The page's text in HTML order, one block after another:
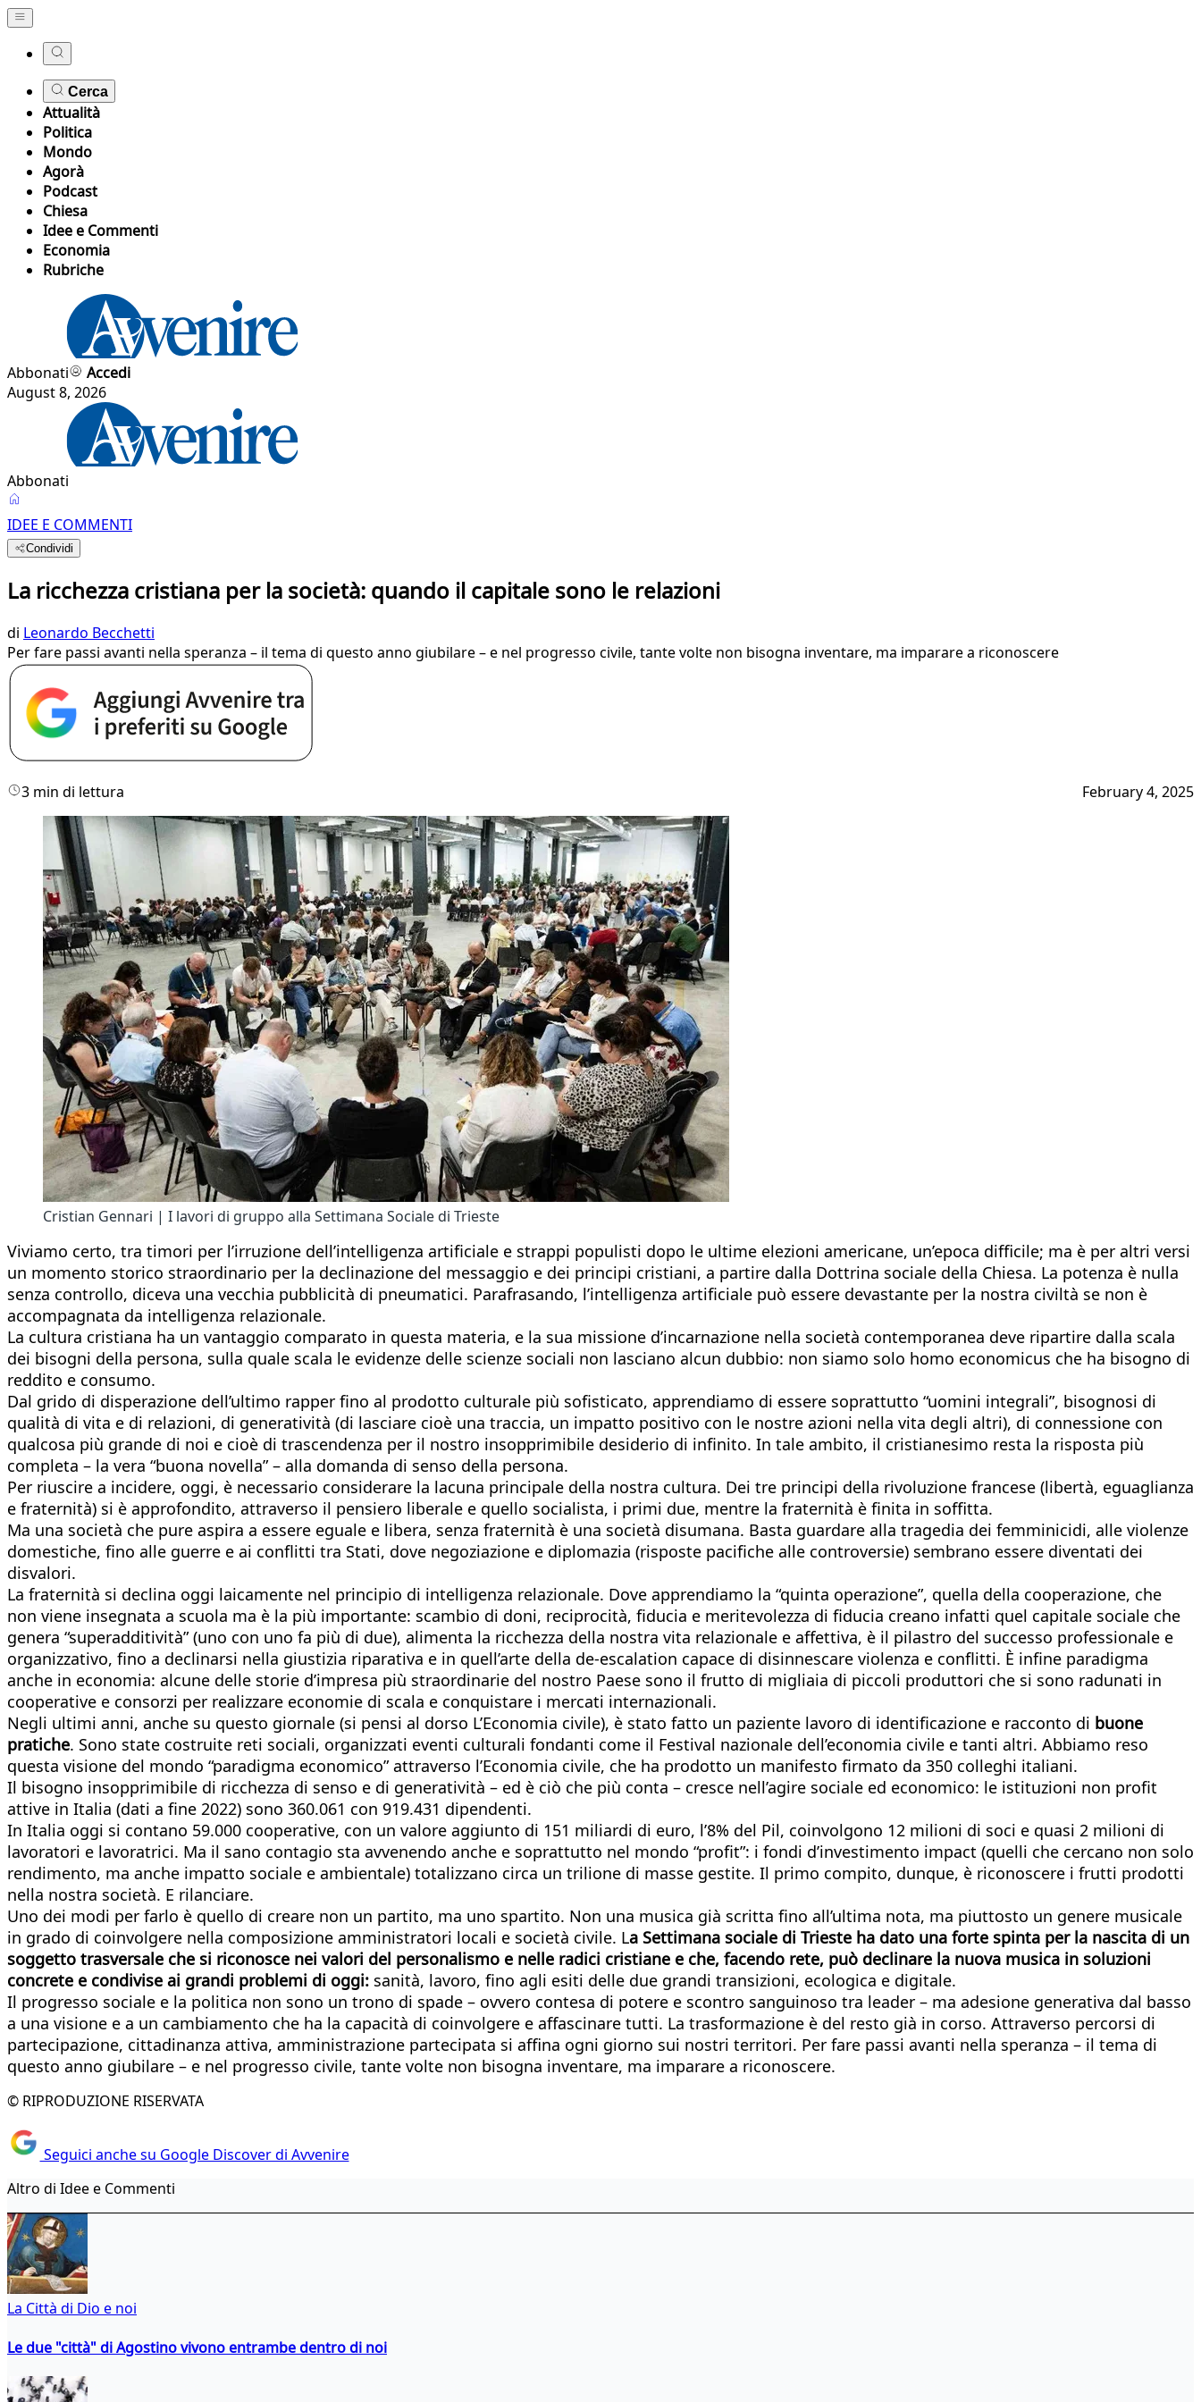
Cerca
Attualità
Politica
Mondo
Agorà
Podcast
Chiesa
Idee e Commenti
Economia
Rubriche
Abbonati
Accedi
August 8, 2026
Abbonati
IDEE E COMMENTI
Condividi
La ricchezza cristiana per la società: quando il capitale sono le relazioni
di Leonardo Becchetti
Per fare passi avanti nella speranza – il tema di questo anno giubilare – e nel progresso civile, tante volte non bisogna inventare, ma imparare a riconoscere
3 min di lettura February 4, 2025
Cristian Gennari | I lavori di gruppo alla Settimana Sociale di Trieste
Viviamo certo, tra timori per l’irruzione dell’intelligenza artificiale e strappi populisti dopo le ultime elezioni americane, un’epoca difficile; ma è per altri versi
un momento storico straordinario per la declinazione del messaggio e dei principi cristiani, a partire dalla Dottrina sociale della Chiesa. La potenza è nulla
senza controllo, diceva una vecchia pubblicità di pneumatici. Parafrasando, l’intelligenza artificiale può essere devastante per la nostra civiltà se non è
accompagnata da intelligenza relazionale.
La cultura cristiana ha un vantaggio comparato in questa materia, e la sua missione d’incarnazione nella società contemporanea deve ripartire dalla scala
dei bisogni della persona, sulla quale scala le evidenze delle scienze sociali non lasciano alcun dubbio: non siamo solo homo economicus che ha bisogno di
reddito e consumo.
Dal grido di disperazione dell’ultimo rapper fino al prodotto culturale più sofisticato, apprendiamo di essere soprattutto “uomini integrali”, bisognosi di
qualità di vita e di relazioni, di generatività (di lasciare cioè una traccia, un impatto positivo con le nostre azioni nella vita degli altri), di connessione con
qualcosa più grande di noi e cioè di trascendenza per il nostro insopprimibile desiderio di infinito. In tale ambito, il cristianesimo resta la risposta più
completa – la vera “buona novella” – alla domanda di senso della persona.
Per riuscire a incidere, oggi, è necessario considerare la lacuna principale della nostra cultura. Dei tre principi della rivoluzione francese (libertà, eguaglianza
e fraternità) si è approfondito, attraverso il pensiero liberale e quello socialista, i primi due, mentre la fraternità è finita in soffitta.
Ma una società che pure aspira a essere eguale e libera, senza fraternità è una società disumana. Basta guardare alla tragedia dei femminicidi, alle violenze
domestiche, fino alle guerre e ai conflitti tra Stati, dove negoziazione e diplomazia (risposte pacifiche alle controversie) sembrano essere diventati dei
disvalori.
La fraternità si declina oggi laicamente nel principio di intelligenza relazionale. Dove apprendiamo la “quinta operazione”, quella della cooperazione, che
non viene insegnata a scuola ma è la più importante: scambio di doni, reciprocità, fiducia e meritevolezza di fiducia creano infatti quel capitale sociale che
genera “superadditività” (uno con uno fa più di due), alimenta la ricchezza della nostra vita relazionale e affettiva, è il pilastro del successo professionale e
organizzativo, fino a declinarsi nella giustizia riparativa e in quell’arte della de-escalation capace di disinnescare violenza e conflitti. È infine paradigma
anche in economia: alcune delle storie d’impresa più straordinarie del nostro Paese sono il frutto di migliaia di piccoli produttori che si sono radunati in
cooperative e consorzi per realizzare economie di scala e conquistare i mercati internazionali.
Negli ultimi anni, anche su questo giornale (si pensi al dorso L’Economia civile), è stato fatto un paziente lavoro di identificazione e racconto di buone
pratiche. Sono state costruite reti sociali, organizzati eventi culturali fondanti come il Festival nazionale dell’economia civile e tanti altri. Abbiamo reso
questa visione del mondo “paradigma economico” attraverso l’Economia civile, che ha prodotto un manifesto firmato da 350 colleghi italiani.
Il bisogno insopprimibile di ricchezza di senso e di generatività – ed è ciò che più conta – cresce nell’agire sociale ed economico: le istituzioni non profit
attive in Italia (dati a fine 2022) sono 360.061 con 919.431 dipendenti.
In Italia oggi si contano 59.000 cooperative, con un valore aggiunto di 151 miliardi di euro, l’8% del Pil, coinvolgono 12 milioni di soci e quasi 2 milioni di
lavoratori e lavoratrici. Ma il sano contagio sta avvenendo anche e soprattutto nel mondo “profit”: i fondi d’investimento impact (quelli che cercano non solo
rendimento, ma anche impatto sociale e ambientale) totalizzano circa un trilione di masse gestite. Il primo compito, dunque, è riconoscere i frutti prodotti
nella nostra società. E rilanciare.
Uno dei modi per farlo è quello di creare non un partito, ma uno spartito. Non una musica già scritta fino all’ultima nota, ma piuttosto un genere musicale
in grado di coinvolgere nella composizione amministratori locali e società civile. La Settimana sociale di Trieste ha dato una forte spinta per la nascita di un
soggetto trasversale che si riconosce nei valori del personalismo e nelle radici cristiane e che, facendo rete, può declinare la nuova musica in soluzioni
concrete e condivise ai grandi problemi di oggi: sanità, lavoro, fino agli esiti delle due grandi transizioni, ecologica e digitale.
Il progresso sociale e la politica non sono un trono di spade – ovvero contesa di potere e scontro sanguinoso tra leader – ma adesione generativa dal basso
a una visione e a un cambiamento che ha la capacità di coinvolgere e affascinare tutti. La trasformazione è del resto già in corso. Attraverso percorsi di
partecipazione, cittadinanza attiva, amministrazione partecipata si affina ogni giorno sui nostri territori. Per fare passi avanti nella speranza – il tema di
questo anno giubilare – e nel progresso civile, tante volte non bisogna inventare, ma imparare a riconoscere.
© RIPRODUZIONE RISERVATA
Seguici anche su Google Discover di Avvenire
Altro di Idee e Commenti
La Città di Dio e noi
Le due "città" di Agostino vivono entrambe dentro di noi